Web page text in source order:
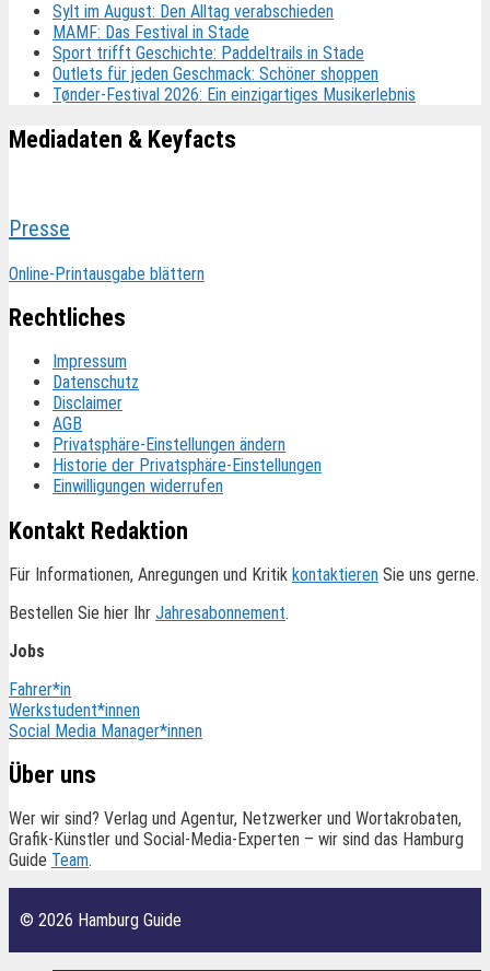
Sylt im August: Den Alltag verabschieden
MAMF: Das Festival in Stade
Sport trifft Geschichte: Paddeltrails in Stade
Outlets für jeden Geschmack: Schöner shoppen
Tønder-Festival 2026: Ein einzigartiges Musikerlebnis
Mediadaten & Keyfacts
Presse
Online-Printausgabe blättern
Rechtliches
Impressum
Datenschutz
Disclaimer
AGB
Privatsphäre-Einstellungen ändern
Historie der Privatsphäre-Einstellungen
Einwilligungen widerrufen
Kontakt Redaktion
Für Informationen, Anregungen und Kritik kontaktieren Sie uns gerne.
Bestellen Sie hier Ihr Jahresabonnement.
Jobs
Fahrer*in
Werkstudent*innen
Social Media Manager*innen
Über uns
Wer wir sind? Verlag und Agentur, Netzwerker und Wortakrobaten,
Grafik-Künstler und Social-Media-Experten – wir sind das Hamburg
Guide Team.
© 2026 Hamburg Guide